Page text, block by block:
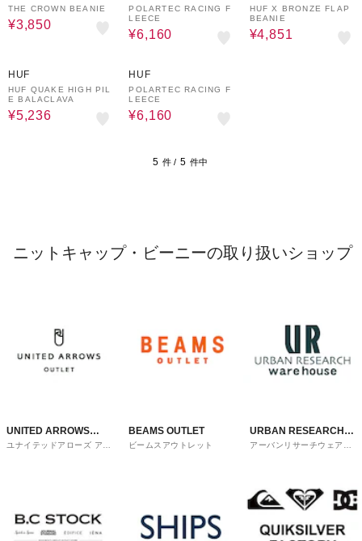
THE CROWN BEANIE
¥3,850
POLARTEC RACING F
LEECE
¥6,160
HUF X BRONZE FLAP
BEANIE
¥4,851
HUF
HUF QUAKE HIGH PIL
E BALACLAVA
¥5,236
HUF
POLARTEC RACING F
LEECE
¥6,160
5 件 / 5 件中
ニットキャップ・ビーニーの取り扱いショップ
UNITED ARROWS
OUTLET
ユナイテッドアローズ アウ
BEAMS OUTLET
ビームスアウトレット
URBAN RESEARCH
ware house
アーバンリサーチウェアハ